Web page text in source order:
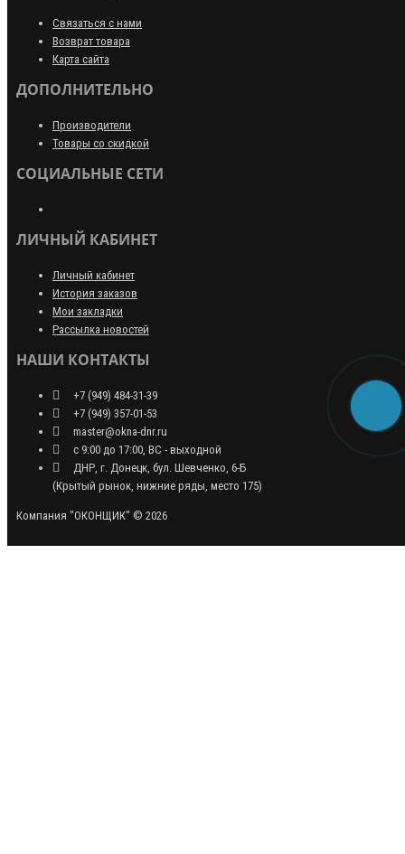
Связаться с нами
Возврат товара
Карта сайта
ДОПОЛНИТЕЛЬНО
Производители
Товары со скидкой
СОЦИАЛЬНЫЕ СЕТИ
ЛИЧНЫЙ КАБИНЕТ
Личный кабинет
История заказов
Мои закладки
Рассылка новостей
НАШИ КОНТАКТЫ
+7 (949) 484-31-39
+7 (949) 357-01-53
master@okna-dnr.ru
с 9:00 до 17:00, ВС - выходной
ДНР, г. Донецк, бул. Шевченко, 6-Б
(Крытый рынок, нижние ряды, место 175)
Компания "ОКОНЩИК" © 2026